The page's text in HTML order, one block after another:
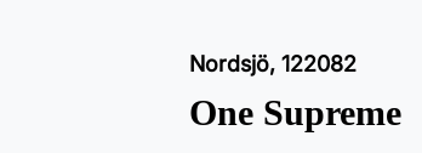
Nordsjö, 122082
One Supreme